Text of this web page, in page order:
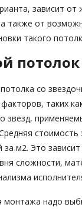
зависит от
также от
такого
потолок
со
таких
звезд,
стоимость
за м2. Это
сложности,
надо